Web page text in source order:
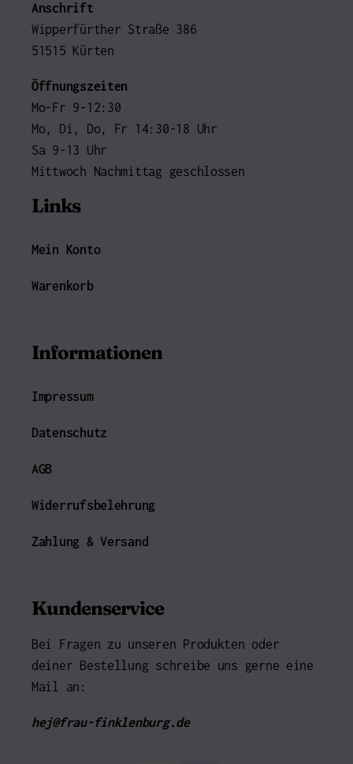
Anschrift
Wipperfürther Straße 386
51515 Kürten
Öffnungszeiten
Mo-Fr 9-12:30
Mo, Di, Do, Fr 14:30-18 Uhr
Sa 9-13 Uhr
Mittwoch Nachmittag geschlossen
Links
Mein Konto
Warenkorb
Informationen
Impressum
Datenschutz
AGB
Widerrufsbelehrung
Zahlung & Versand
Kundenservice
Bei Fragen zu unseren Produkten oder
deiner Bestellung schreibe uns gerne eine
Mail an:
hej@frau-finklenburg.de